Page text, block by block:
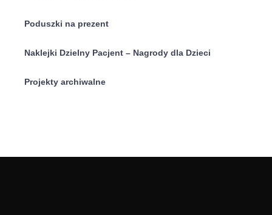
Poduszki na prezent
Naklejki Dzielny Pacjent – Nagrody dla Dzieci
Projekty archiwalne